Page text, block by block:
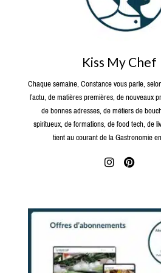
Kiss My Chef
Chaque semaine, Constance vous parle,
l’actu, de matières premières, de nouveaux
de bonnes adresses, de métiers de
spiritueux, de formations, de food tech, de
tient au courant de la Gastronomie